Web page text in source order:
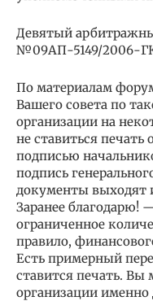
Девятый
№09АП-5149/2006-
По материалам
Вашего совета по
организации на
не ставиться печать
подписью
подпись
документы выходят
Заранее благодарю!
ограниченное
правило,
Есть примерный
ставится печать. Вы
организации